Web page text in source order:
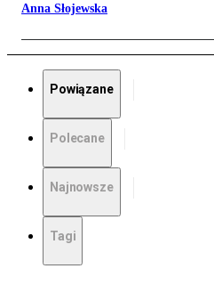
Anna Słojewska
Powiązane
Polecane
Najnowsze
Tagi